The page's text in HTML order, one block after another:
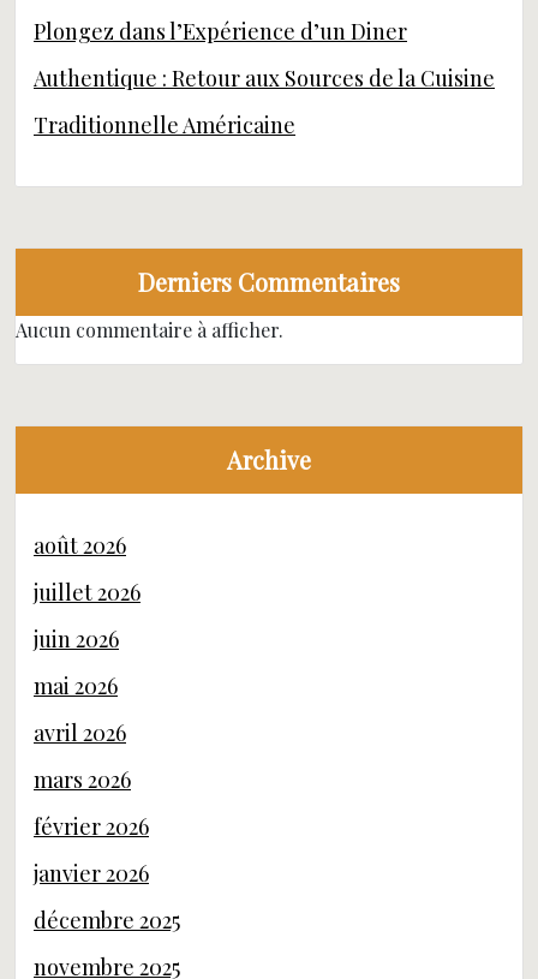
Plongez dans l’Expérience d’un Diner
Authentique : Retour aux Sources de la Cuisine
Traditionnelle Américaine
Derniers Commentaires
Aucun commentaire à afficher.
Archive
août 2026
juillet 2026
juin 2026
mai 2026
avril 2026
mars 2026
février 2026
janvier 2026
décembre 2025
novembre 2025